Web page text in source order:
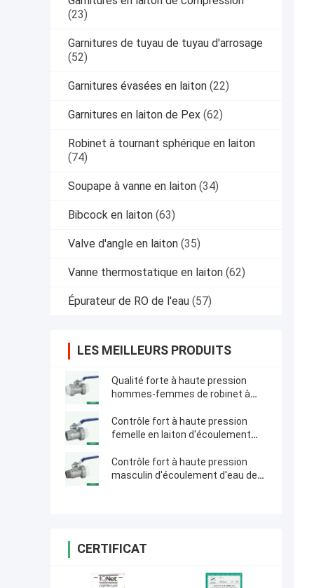
(23)
Garnitures de tuyau de tuyau d'arrosage
(52)
Garnitures évasées en laiton (22)
Garnitures en laiton de Pex (62)
Robinet à tournant sphérique en laiton
(74)
Soupape à vanne en laiton (34)
Bibcock en laiton (63)
Valve d'angle en laiton (35)
Vanne thermostatique en laiton (62)
Épurateur de RO de l'eau (57)
LES MEILLEURS PRODUITS
Qualité forte à haute pression
hommes-femmes de robinet à
de robinet à tournant sphérique
des syndicats de double de Ppr
Contrôle fort à haute pression
femelle en laiton d'écoulement
tournant sphérique des syndicats
Contrôle fort à haute pression
masculin d'écoulement d'eau de
CERTIFICAT